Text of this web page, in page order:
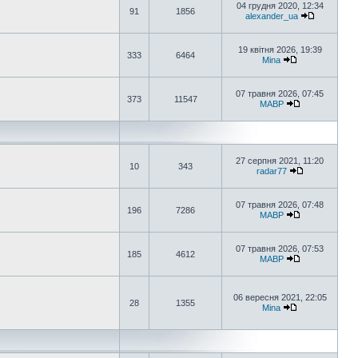
91 1856
04 грудня 2020, 12:34
alexander_ua
333 6464
19 квітня 2026, 19:39
Mina
373 11547
07 травня 2026, 07:45
MABP
10 343
27 серпня 2021, 11:20
radar77
196 7286
07 травня 2026, 07:48
MABP
185 4612
07 травня 2026, 07:53
MABP
28 1355
06 вересня 2021, 22:05
Mina